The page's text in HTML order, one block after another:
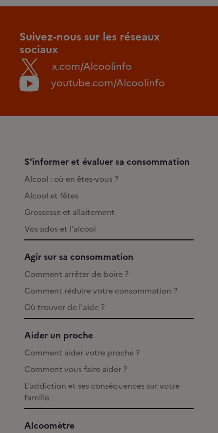
Suivez-nous sur les réseaux
sociaux
x.com/Alcoolinfo
youtube.com/Alcoolinfo
S'informer et évaluer sa consommation
Alcool : où en êtes-vous ?
Alcool et fêtes
Grossesse et allaitement
Vos ados et l'alcool
Agir sur sa consommation
Comment arrêter de boire ?
Comment réduire votre consommation ?
Où trouver de l'aide ?
Aider un proche
Comment aider votre proche ?
Comment vous faire aider ?
L'addiction et ses conséquences sur votre
famille
Alcoomètre